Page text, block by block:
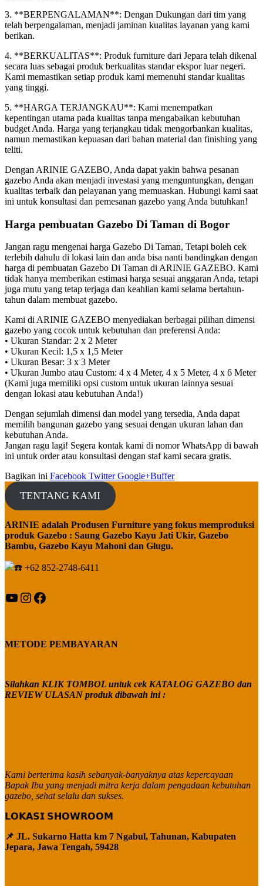
3. **BERPENGALAMAN**: Dengan Dukungan dari tim yang
telah berpengalaman, menjadi jaminan kualitas layanan yang kami
berikan.
4. **BERKUALITAS**: Produk furniture dari Jepara telah dikenal
secara luas sebagai produk berkualitas standar ekspor luar negeri.
Kami memastikan setiap produk kami memenuhi standar kualitas
yang tinggi.
5. **HARGA TERJANGKAU**: Kami menempatkan
kepentingan utama pada kualitas tanpa mengabaikan kebutuhan
budget Anda. Harga yang terjangkau tidak mengorbankan kualitas,
namun memastikan kepuasan dari bahan material dan finishing yang
teliti.
Dengan ARINIE GAZEBO, Anda dapat yakin bahwa pesanan
gazebo Anda akan menjadi investasi yang menguntungkan, dengan
kualitas terbaik dan pelayanan yang memuaskan. Hubungi kami saat
ini untuk konsultasi dan pemesanan gazebo yang Anda butuhkan!
Harga pembuatan Gazebo Di Taman di Bogor
Jangan ragu mengenai harga Gazebo Di Taman, Tetapi boleh cek
terlebih dahulu di lokasi lain dan anda bisa nanti bandingkan dengan
harga di pembuatan Gazebo Di Taman di ARINIE GAZEBO. Kami
tidak hanya memberikan estimasi harga sesuai anggaran Anda, tetapi
juga mutu yang tetap terjaga dan keahlian kami selama bertahun-
tahun dalam membuat gazebo.
Kami di ARINIE GAZEBO menyediakan berbagai pilihan dimensi
gazebo yang cocok untuk kebutuhan dan preferensi Anda:
• Ukuran Standar: 2 x 2 Meter
• Ukuran Kecil: 1,5 x 1,5 Meter
• Ukuran Besar: 3 x 3 Meter
• Ukuran Jumbo atau Custom: 4 x 4 Meter, 4 x 5 Meter, 4 x 6 Meter
(Kami juga memiliki opsi custom untuk ukuran lainnya sesuai
dengan lokasi atau kebutuhan Anda!)
Dengan sejumlah dimensi dan model yang tersedia, Anda dapat
memilih bangunan gazebo yang sesuai dengan ukuran lahan dan
kebutuhan Anda.
Jangan ragu lagi! Segera kontak kami di nomor WhatsApp di bawah
ini untuk order atau konsultasi dengan staf kami secara gratis.
Bagikan ini Facebook TwitterGoogle+Buffer
TENTANG KAMI
ARINIE adalah Produsen Furniture yang fokus memproduksi
produk Gazebo : Saung Gazebo Kayu Jati Ukir, Gazebo
Bambu, Gazebo Kayu Mahoni dan Glugu.
+62 852-2748-6411
YouTube
Instagram
Facebook
METODE PEMBAYARAN
Silahkan KLIK TOMBOL untuk cek KATALOG GAZEBO dan
REVIEW ULASAN produk dibawah ini :
Kami berterima kasih sebanyak-banyaknya atas kepercayaan
Bapak Ibu yang menjadi mitra kerja dalam pengadaan kebutuhan
gazebo, sehat selalu dan sukses.
𝗟𝗢𝗞𝗔𝗦𝗜 𝗦𝗛𝗢𝗪𝗥𝗢𝗢𝗠
📌 JL. Sukarno Hatta km 7 Ngabul, Tahunan, Kabupaten
Jepara, Jawa Tengah, 59428